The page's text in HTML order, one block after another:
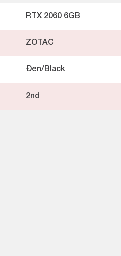
RTX 2060 6GB
ZOTAC
Đen/Black
2nd